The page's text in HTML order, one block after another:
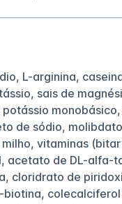
L-arginina,
sais de
de sódio,
vitaminas
acetato de DL-alfa-
cloridrato de